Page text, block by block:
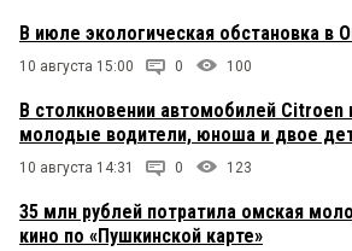
В июле экологическая обстановка в
10 августа 15:00 0 100
В столкновении автомобилей Citroen
молодые водители, юноша и двое
10 августа 14:31 0 123
35 млн рублей потратила омская
кино по «Пушкинской карте»